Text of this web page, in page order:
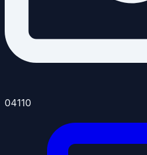
04110